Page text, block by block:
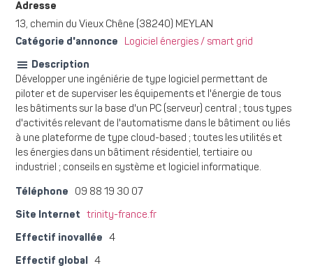
Adresse
13, chemin du Vieux Chêne (38240) MEYLAN
Catégorie d'annonce Logiciel énergies / smart grid
Description
Développer une ingéniérie de type logiciel permettant de
piloter et de superviser les équipements et l'énergie de tous
les bâtiments sur la base d'un PC (serveur) central ; tous types
d'activités relevant de l'automatisme dans le bâtiment ou liés
à une plateforme de type cloud-based ; toutes les utilités et
les énergies dans un bâtiment résidentiel, tertiaire ou
industriel ; conseils en système et logiciel informatique.
Téléphone 09 88 19 30 07
Site Internet trinity-france.fr
Effectif inovallée 4
Effectif global 4